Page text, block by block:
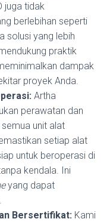
juga tidak
berlebihan seperti
solusi yang lebih
praktik
dampak
proyek Anda.
Artha
perawatan dan
unit alat
setiap alat
untuk beroperasi di
kendala. Ini
yang dapat
Bersertifikat: Kami